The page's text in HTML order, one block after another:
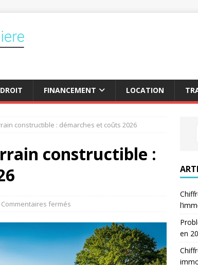
DROIT FINANCEMENT LOCATION
constructible : démarches et coûts 2026
constructible :
Commentaires fermés
en